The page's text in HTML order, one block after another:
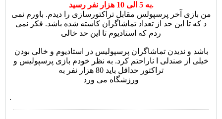
به 5 الی 10 هزار نفر رسید.
من بازی آخر پرسپولس مقابل تراکتورسازی را دیدم. باورم نمی
د که تا این حد از تعداد تماشاگران کاسته شده باشد. فکر نمی
ردم که استادیوم تا این حد خالی
باشد و ندیدن تماشاگران پرسپولیس در استادیوم و خالی بودن
خیلی از صندلی ا ناراحتم کرد. به نظر خودم بازی پرسپولیس و
تراکتور حداقل باید 80 هزار نفر به
ورزشگاه می ورد
.